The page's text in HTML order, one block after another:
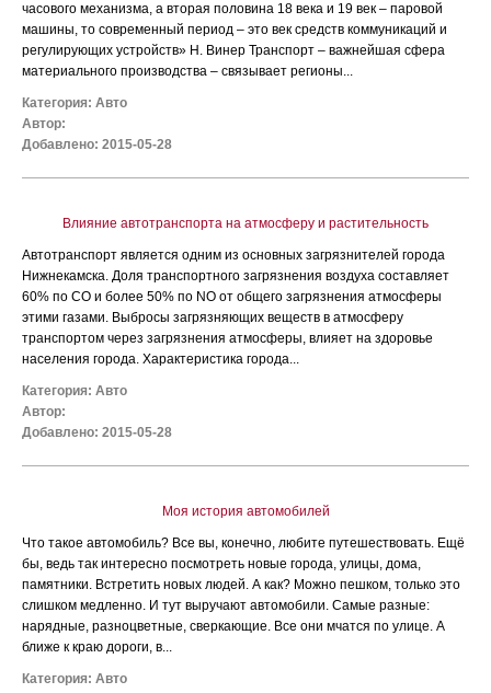
часового механизма, а вторая половина 18 века и 19 век – паровой
машины, то современный период – это век средств коммуникаций и
регулирующих устройств» Н. Винер Транспорт – важнейшая сфера
материального производства – связывает регионы...
Категория: Авто
Автор:
Добавлено: 2015-05-28
Влияние автотранспорта на атмосферу и растительность
Автотранспорт является одним из основных загрязнителей города
Нижнекамска. Доля транспортного загрязнения воздуха составляет
60% по СО и более 50% по NО от общего загрязнения атмосферы
этими газами. Выбросы загрязняющих веществ в атмосферу
транспортом через загрязнения атмосферы, влияет на здоровье
населения города. Характеристика города...
Категория: Авто
Автор:
Добавлено: 2015-05-28
Моя история автомобилей
Что такое автомобиль? Все вы, конечно, любите путешествовать. Ещё
бы, ведь так интересно посмотреть новые города, улицы, дома,
памятники. Встретить новых людей. А как? Можно пешком, только это
слишком медленно. И тут выручают автомобили. Самые разные:
нарядные, разноцветные, сверкающие. Все они мчатся по улице. А
ближе к краю дороги, в...
Категория: Авто